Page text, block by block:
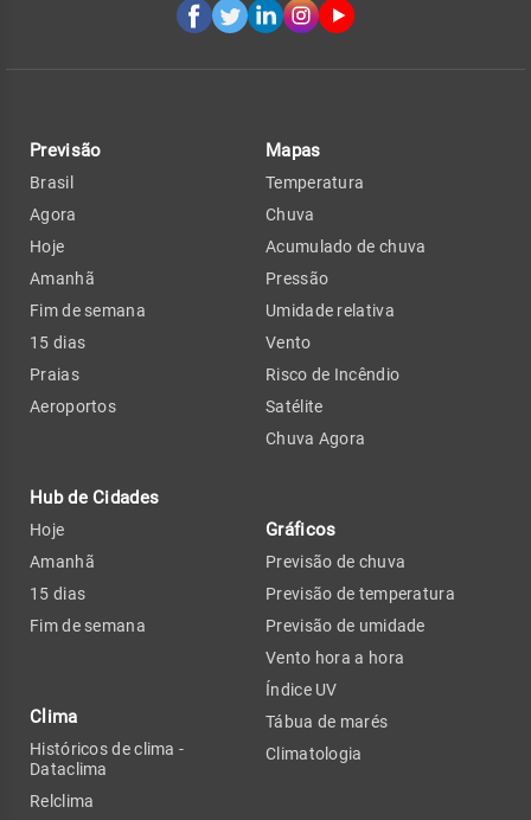
Previsão
Brasil
Agora
Hoje
Amanhã
Fim de semana
15 dias
Praias
Aeroportos
Hub de Cidades
Hoje
Amanhã
15 dias
Fim de semana
Clima
Históricos de clima -
Dataclima
Relclima
Mapas
Temperatura
Chuva
Acumulado de chuva
Pressão
Umidade relativa
Vento
Risco de Incêndio
Satélite
Chuva Agora
Gráficos
Previsão de chuva
Previsão de temperatura
Previsão de umidade
Vento hora a hora
Índice UV
Tábua de marés
Climatologia